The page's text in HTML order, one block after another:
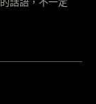
話語，不一定